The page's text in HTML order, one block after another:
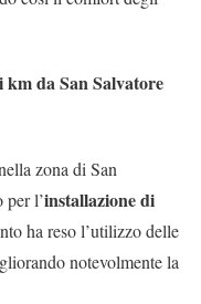
da San Salvatore
zona di San
l’installazione di
ha reso l’utilizzo delle
notevolmente la